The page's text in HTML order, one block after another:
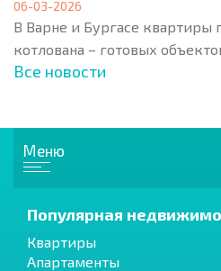
06-03-2026
В Варне и Бургасе квартиры
котлована – готовых
Все новости
Меню
Популярная
Квартиры
Апартаменты